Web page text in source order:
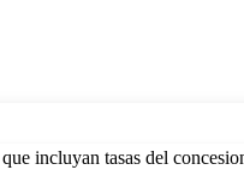
incluyan tasas del